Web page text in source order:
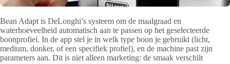
Bean Adapt is DeLonghi’s systeem om de maalgraad en
waterhoeveelheid automatisch aan te passen op het geselecteerde
boonprofiel. In de app stel je in welk type boon je gebruikt (licht,
medium, donker, of een specifiek profiel), en de machine past zijn
parameters aan. Dit is niet alleen marketing: de smaak verschilt